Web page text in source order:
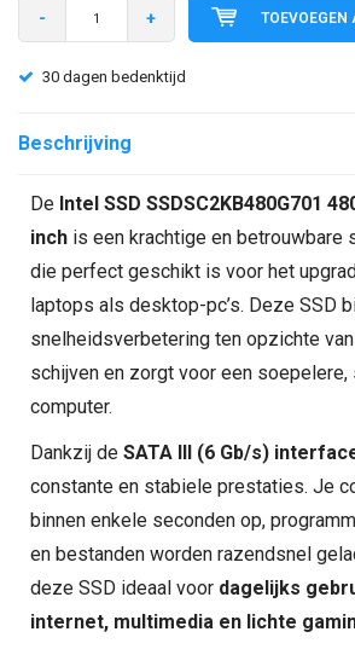
- + TOEVOEGEN
30 dagen bedenktijd
Beschrijving
De Intel SSD SSDSC2KB480G701
inch is een krachtige en betrouwbare
die perfect geschikt is voor het
laptops als desktop-pc’s. Deze SSD
snelheidsverbetering ten opzichte
schijven en zorgt voor een
computer.
Dankzij de SATA III (6 Gb/s)
constante en stabiele prestaties. Je
binnen enkele seconden op,
en bestanden worden razendsnel
deze SSD ideaal voor dagelijks
internet, multimedia en lichte